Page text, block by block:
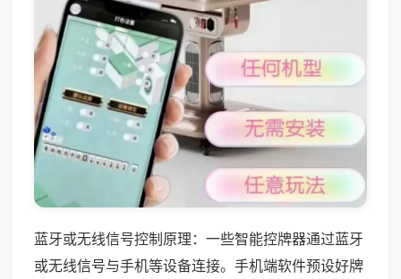
蓝牙或无线信号控制原理：一些智能控牌器通过蓝牙
或无线信号与手机等设备连接。手机端软件预设好牌